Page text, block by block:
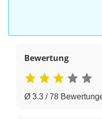
Bewertung
Ø 3.3 / 78